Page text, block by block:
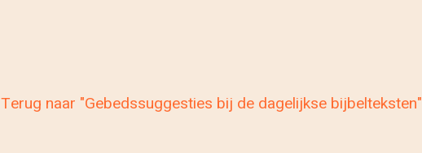
Terug naar "Gebedssuggesties bij de dagelijkse bijbelteksten"